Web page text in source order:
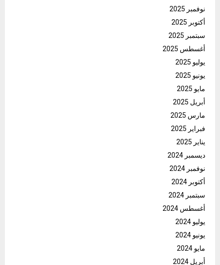
نوفمبر 2025
أكتوبر 2025
سبتمبر 2025
أغسطس 2025
يوليو 2025
يونيو 2025
مايو 2025
أبريل 2025
مارس 2025
فبراير 2025
يناير 2025
ديسمبر 2024
نوفمبر 2024
أكتوبر 2024
سبتمبر 2024
أغسطس 2024
يوليو 2024
يونيو 2024
مايو 2024
أبريل 2024